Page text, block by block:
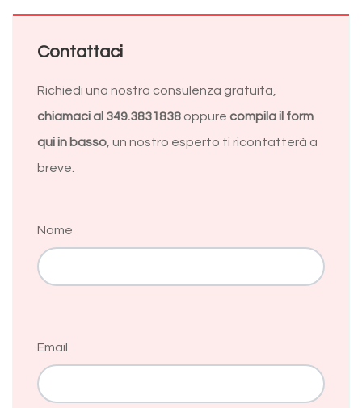
Contattaci
Richiedi una nostra consulenza gratuita,
chiamaci al 349.3831838 oppure compila il form
qui in basso, un nostro esperto ti ricontatterà a
breve.
Nome
Email